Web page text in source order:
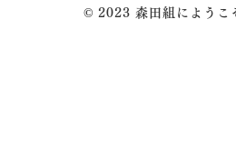
© 2023 森田組によう